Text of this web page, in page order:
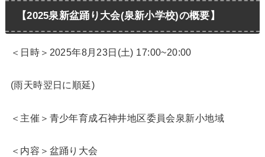
【2025泉新盆踊り大会(泉新小学校)の概要】
＜日時＞2025年8月23日(土) 17:00~20:00
(雨天時翌日に順延)
＜主催＞青少年育成石神井地区委員会泉新小地域
＜内容＞盆踊り大会